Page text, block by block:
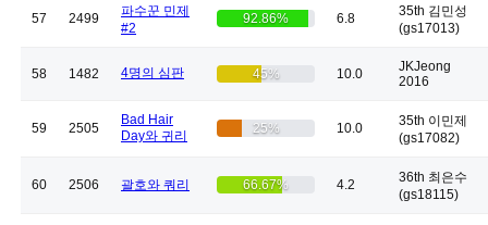
57 2499
파수꾼 민제
#2
92.86% 6.8
35th 김민성
(gs17013)
58 1482 4명의 심판 45% 10.0
JKJeong
2016
59 2505
Bad Hair
Day와 귀리
25% 10.0
35th 이민제
(gs17082)
60 2506 괄호와 쿼리 66.67% 4.2
36th 최은수
(gs18115)